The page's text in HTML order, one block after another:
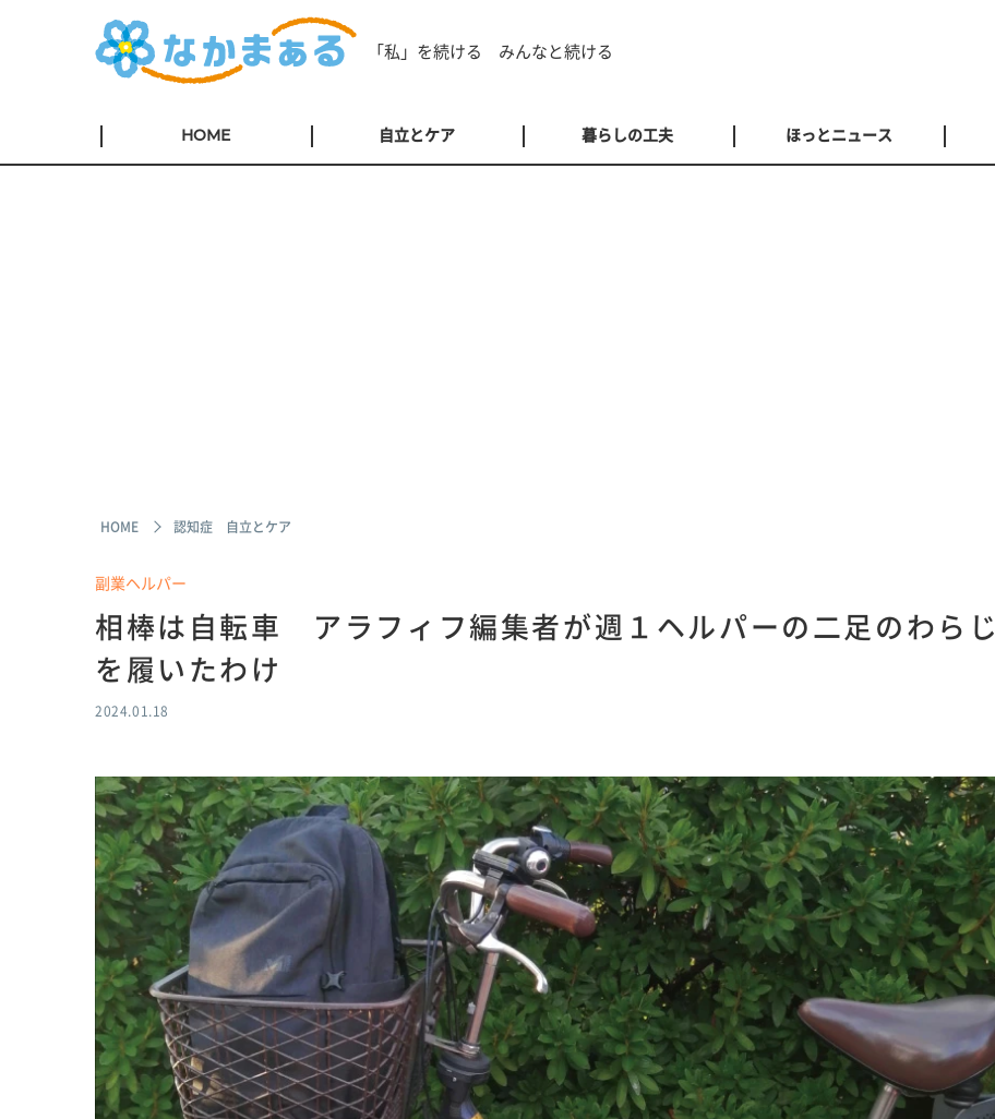
「私」を続ける みんなと続ける
HOME 自立とケア 暮らしの工夫 ほっとニュース
HOME 認知症 自立とケア
副業ヘルパー
相棒は自転車 アラフィフ編集者が週１ヘルパーの二足のわらじ
を履いたわけ
2024.01.18